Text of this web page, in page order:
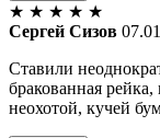
★ ★ ★ ★ ★
Сергей Сизов
Ставили
бракованная
неохотой, кучей